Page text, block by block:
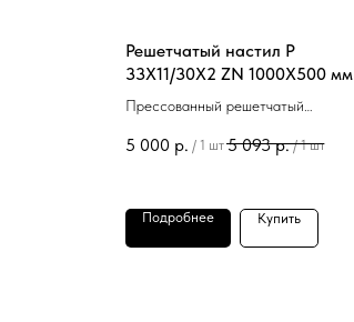
Решетчатый настил P
33Х11/30Х2 ZN 1000Х500 мм
Прессованный решетчатый
33Х11/30Х2 ZN 1000Х500 мм в
5 000 р. / 1 шт 5 093 р. / 1 шт
Подробнее Купить